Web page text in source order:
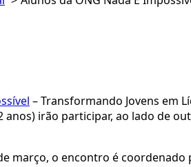
– Transformando Jovens em
anos) irão participar, ao lado de
março, o encontro é